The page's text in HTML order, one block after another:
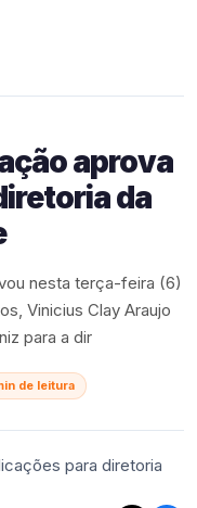
aprova
da
nesta terça-feira (6)
Vinicius Clay Araujo
para a dir
de leitura